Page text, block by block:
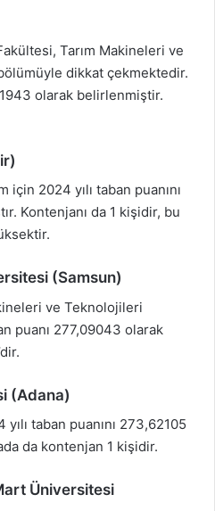
Tarım Makineleri ve
dikkat çekmektedir.
olarak belirlenmiştir.
2024 yılı taban puanını
Kontenjanı da 1 kişidir, bu
(Samsun)
ve Teknolojileri
puanı 277,09043 olarak
(Adana)
taban puanını 273,62105
da kontenjan 1 kişidir.
Üniversitesi